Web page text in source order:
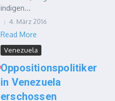
indigen...
4. März 2016
Read More
Venezuela
Oppositionspolitiker
in Venezuela
erschossen